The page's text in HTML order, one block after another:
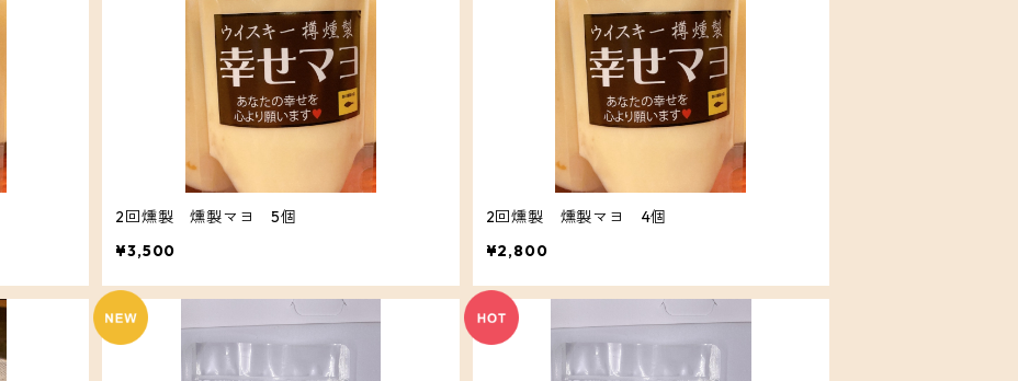
2回燻製 燻製マヨ 5個
¥3,500
2回燻製 燻製マヨ 4個
¥2,800